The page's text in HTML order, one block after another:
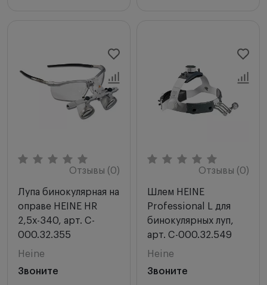
Отзывы (0)
Лупа бинокулярная на
оправе HEINE HR
2,5х-340, арт. C-
000.32.355
Heine
Звоните
Отзывы (0)
Шлем HEINE
Professional L для
бинокулярных луп,
арт. C-000.32.549
Heine
Звоните